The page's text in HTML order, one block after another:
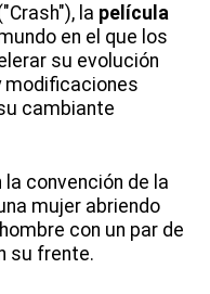
la película
en el que los
su evolución
modificaciones
cambiante
convención de la
mujer abriendo
con un par de
su frente.